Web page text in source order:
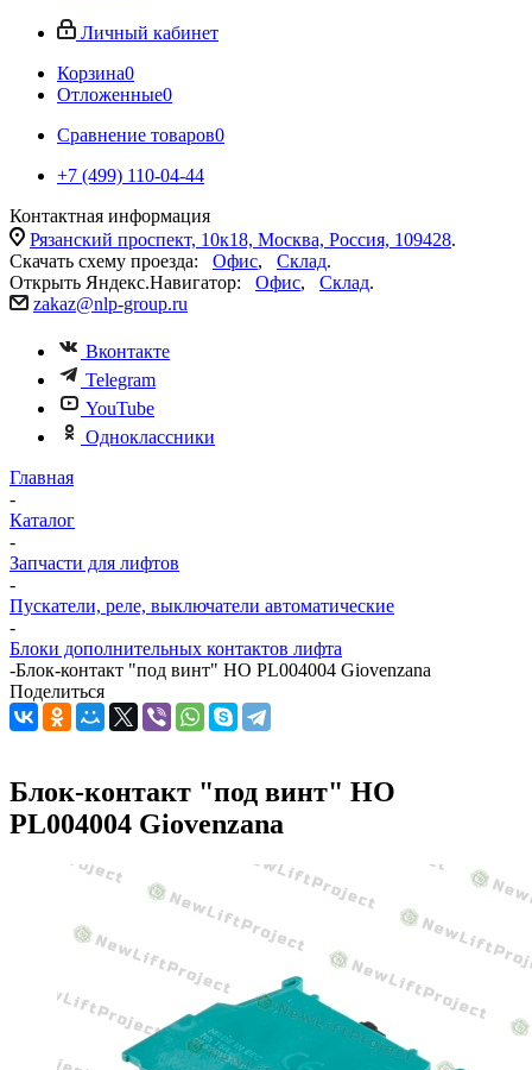
Личный кабинет
Корзина0
Отложенные0
Сравнение товаров0
+7 (499) 110-04-44
Контактная информация
Рязанский проспект, 10к18, Москва, Россия, 109428.
Скачать схему проезда: Офис, Склад.
Открыть Яндекс.Навигатор: Офис, Склад.
zakaz@nlp-group.ru
Вконтакте
Telegram
YouTube
Одноклассники
Главная
-
Каталог
-
Запчасти для лифтов
-
Пускатели, реле, выключатели автоматические
-
Блоки дополнительных контактов лифта
-Блок-контакт "под винт" НО PL004004 Giovenzana
Поделиться
Блок-контакт "под винт" НО
PL004004 Giovenzana